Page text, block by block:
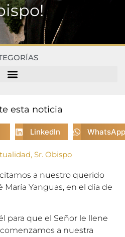
esta noticia
LinkedIn WhatsApp
, Sr. Obispo
a nuestro querido
María Yanguas, en el día de
para que el Señor le llene
a nuestra